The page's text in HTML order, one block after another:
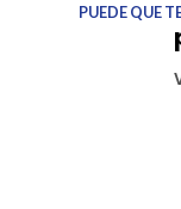
PUEDE QUE